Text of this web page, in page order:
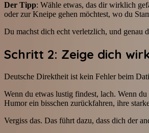
Der Tipp: Wähle etwas, das dir wirklich
oder zur Kneipe gehen möchtest, wo du
Du machst dich echt verletzlich, und genau
Schritt 2: Zeige dich
Deutsche Direktheit ist kein Fehler beim
Wenn du etwas lustig findest, lach. Wenn
Humor ein bisschen zurückfahren, ihre
Vergiss das. Das führt dazu, dass dich der